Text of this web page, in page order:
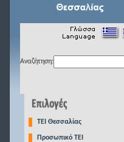
Αναζήτηση:
TEI Θεσσαλίας
Προσωπικό ΤΕΙ